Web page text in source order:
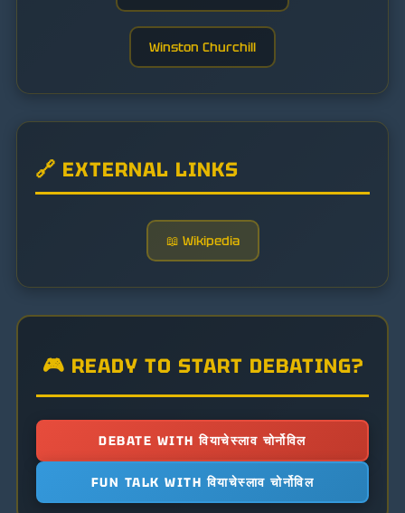
Winston Churchill
🔗 EXTERNAL LINKS
📖 Wikipedia
🎮 READY TO START DEBATING?
DEBATE WITH वियाचेस्लाव चोर्नोविल
FUN TALK WITH वियाचेस्लाव चोर्नोविल